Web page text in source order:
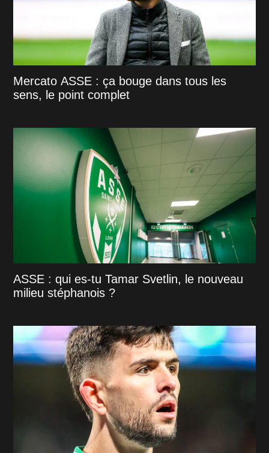
Mercato ASSE : ça bouge dans tous les
sens, le point complet
ASSE : qui es-tu Tamar Svetlin, le nouveau
milieu stéphanois ?